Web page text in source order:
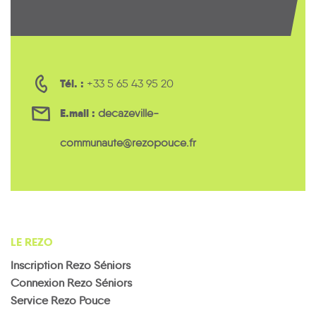
Tél. : +33 5 65 43 95 20
E.mail : decazeville-
communaute@rezopouce.fr
LE REZO
Inscription Rezo Séniors
Connexion Rezo Séniors
Service Rezo Pouce